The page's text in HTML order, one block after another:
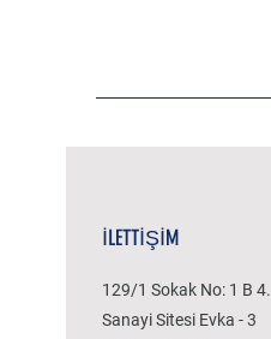
İLETTİŞİM
129/1 Sokak No: 1 B 4.
Sanayi Sitesi Evka - 3